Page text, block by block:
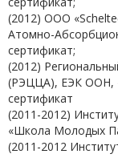
(2012) ООО
Атомно-
сертификат;
(2012)
(РЭЦЦА), ЕЭК ООН,
сертификат
(2011-2012)
«Школа Молодых
(2011-2012